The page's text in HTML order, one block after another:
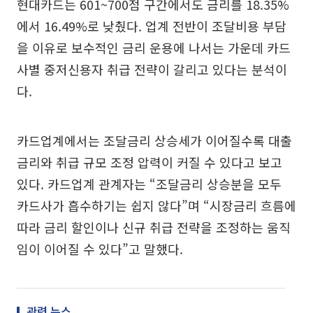
현대카드는 601~700점 구간에서도 금리를 18.35%
에서 16.49%로 낮췄다. 업계 전반이 조달비용 부담
을 이유로 보수적인 금리 운용에 나서는 가운데 카드
사별 중저신용자 취급 전략이 갈리고 있다는 분석이
다.
카드업계에서는 조달금리 상승세가 이어질수록 대출
금리와 취급 규모 조정 압력이 커질 수 있다고 보고
있다. 카드업계 관계자는 “조달금리 상승분을 모두
카드사가 흡수하기는 쉽지 않다”며 “시장금리 흐름에
따라 금리 할인이나 신규 취급 전략을 조정하는 움직
임이 이어질 수 있다”고 말했다.